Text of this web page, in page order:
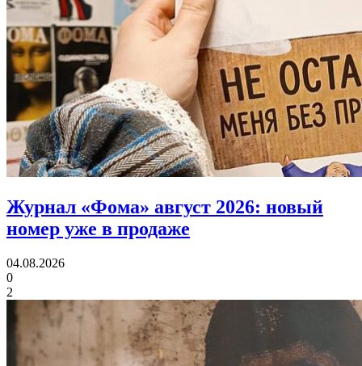
Журнал «Фома» август 2026: новый
номер уже в продаже
04.08.2026
0
2